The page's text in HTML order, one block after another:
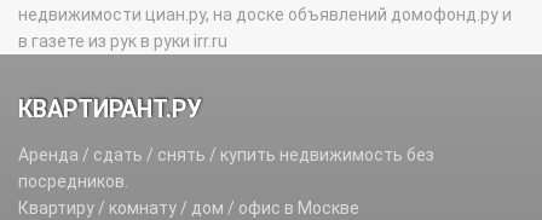
Красная Пахра д.
Красное с.
Малыгино д.
Подосинки д.
Подсобного х-ва Минзаг п.
Поляны д.
Раево д.
недвижимости циан.ру, на доске объявлений домофонд.ру и
в газете из рук в руки irr.ru
КВАРТИРАНТ.РУ
Аренда / сдать / снять / купить недвижимость без
посредников.
Квартиру / комнату / дом / офис в Москве